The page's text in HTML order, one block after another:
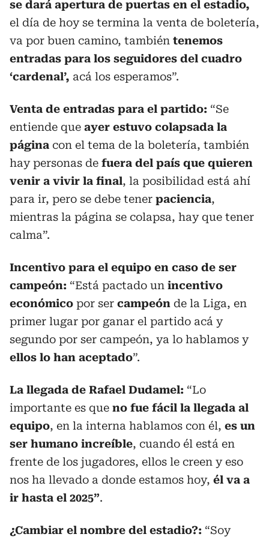
se dará apertura de puertas en el estadio,
el día de hoy se termina la venta de boletería,
va por buen camino, también tenemos
entradas para los seguidores del cuadro
‘cardenal’, acá los esperamos”.
Venta de entradas para el partido: “Se
entiende que ayer estuvo colapsada la
página con el tema de la boletería, también
hay personas de fuera del país que quieren
venir a vivir la final, la posibilidad está ahí
para ir, pero se debe tener paciencia,
mientras la página se colapsa, hay que tener
calma”.
Incentivo para el equipo en caso de ser
campeón: “Está pactado un incentivo
económico por ser campeón de la Liga, en
primer lugar por ganar el partido acá y
segundo por ser campeón, ya lo hablamos y
ellos lo han aceptado”.
La llegada de Rafael Dudamel: “Lo
importante es que no fue fácil la llegada al
equipo, en la interna hablamos con él, es un
ser humano increíble, cuando él está en
frente de los jugadores, ellos le creen y eso
nos ha llevado a donde estamos hoy, él va a
ir hasta el 2025”.
¿Cambiar el nombre del estadio?: “Soy